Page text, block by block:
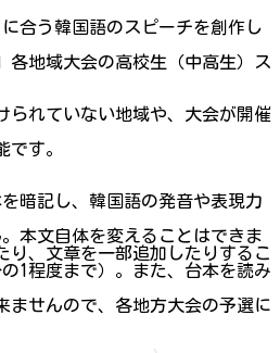
合う韓国語のスピーチを創作し
地域大会の高校生（中高生）ス
られていない地域や、大会が開催
です。
暗記し、韓国語の発音や表現力
本文自体を変えることはできま
り、文章を一部追加したりするこ
1程度まで）。また、台本を読み
ませんので、各地方大会の予選に